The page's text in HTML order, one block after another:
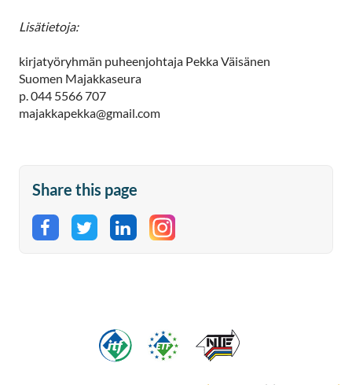
Lisätietoja:
kirjatyöryhmän puheenjohtaja Pekka Väisänen
Suomen Majakkaseura
p. 044 5566 707
majakkapekka@gmail.com
Share this page
Share on Facebook
Share on Twitter
Share on LinkedIn